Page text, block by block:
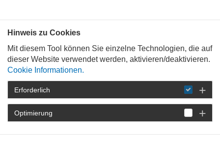
STARTSEITE DETAIL
Hinweis zu Cookies
Mit diesem Tool können Sie einzelne Technologien, die auf
dieser Website verwendet werden, aktivieren/deaktivieren.
Cookie Informationen.
Erforderlich
Optimierung